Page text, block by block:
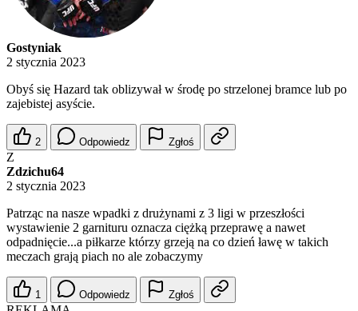
Gostyniak
2 stycznia 2023
Obyś się Hazard tak oblizywał w środę po strzelonej bramce lub po
zajebistej asyście.
2 Odpowiedz Zgłoś
Z
Zdzichu64
2 stycznia 2023
Patrząc na nasze wpadki z drużynami z 3 ligi w przeszłości
wystawienie 2 garnituru oznacza ciężką przeprawę a nawet
odpadnięcie...a piłkarze którzy grzeją na co dzień ławę w takich
meczach grają piach no ale zobaczymy
1 Odpowiedz Zgłoś